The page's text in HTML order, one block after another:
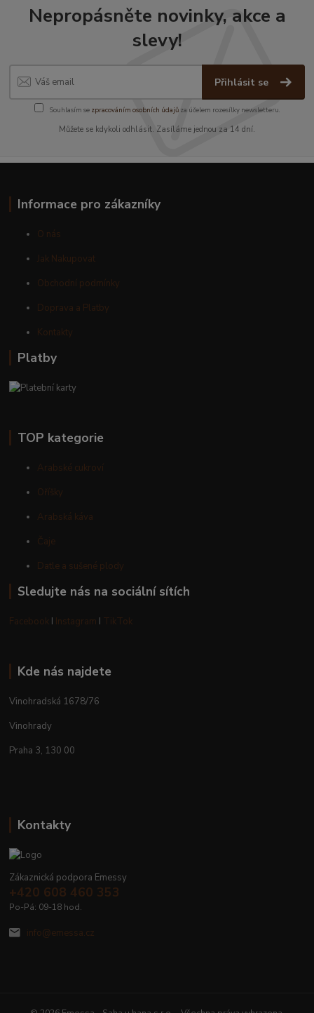
Nepropásněte novinky, akce a
slevy!
Přihlásit se
Souhlasím se zpracováním osobních údajůza účelem rozesílky newsletteru.
Můžete se kdykoli odhlásit. Zasíláme jednou za 14 dní.
Informace pro zákazníky
O nás
Jak Nakupovat
Obchodní podmínky
Doprava a Platby
Kontakty
Platby
TOP kategorie
Arabské cukroví
Oříšky
Arabská káva
Čaje
Datle a sušené plody
Sledujte nás na sociální sítích
Facebook I Instagram I TikTok
Kde nás najdete
Vinohradská 1678/76
Vinohrady
Praha 3, 130 00
Kontakty
Zákaznická podpora Emessy
+420 608 460 353
Po-Pá: 09-18 hod.
info@emessa.cz